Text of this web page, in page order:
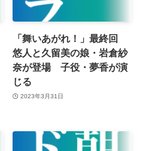
「舞いあがれ！」最終回
悠人と久留美の娘・岩倉紗
奈が登場 子役・夢香が演
じる
2023年3月31日